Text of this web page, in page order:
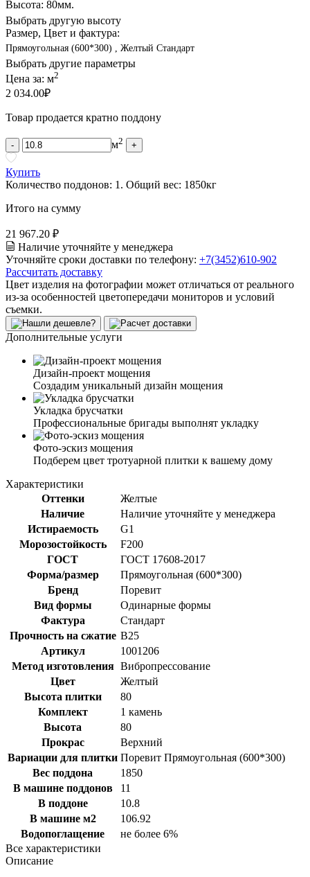
Высота: 80мм.
Выбрать другую высоту
Размер, Цвет и фактура:
Прямоугольная (600*300) , Желтый Стандарт
Выбрать другие параметры
Цена за: м2
2 034.00₽
Товар продается кратно поддону
- м2 +
Купить
Количество поддонов: 1 . Общий вес: 1850кг
Итого на сумму
21 967.20 ₽
Наличие уточняйте у менеджера
Уточняйте сроки доставки по телефону: +7(3452)610-902
Рассчитать доставку
Цвет изделия на фотографии может отличаться от реального
из-за особенностей цветопередачи мониторов и условий
съемки.
Дополнительные услуги
Дизайн-проект мощения
Создадим уникальный дизайн мощения
Укладка брусчатки
Профессиональные бригады выполнят укладку
Фото-эскиз мощения
Подберем цвет тротуарной плитки к вашему дому
Характеристики
Оттенки
Желтые
Наличие
Наличие уточняйте у менеджера
Истираемость
G1
Морозостойкость
F200
ГОСТ
ГОСТ 17608-2017
Форма/размер
Прямоугольная (600*300)
Бренд
Поревит
Вид формы
Одинарные формы
Фактура
Стандарт
Прочность на сжатие B25
Артикул
1001206
Метод изготовления Вибропрессование
Цвет
Желтый
Высота плитки
80
Комплект
1 камень
Высота
80
Прокрас
Верхний
Вариации для плитки Поревит Прямоугольная (600*300)
Вес поддона
1850
В машине поддонов
11
В поддоне
10.8
В машине м2
106.92
Водопоглащение
не более 6%
Все характеристики
Описание